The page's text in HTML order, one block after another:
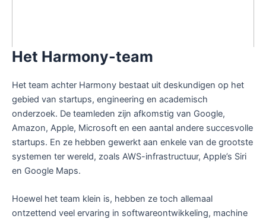
Het Harmony-team
Het team achter Harmony bestaat uit deskundigen op het
gebied van startups, engineering en academisch
onderzoek. De teamleden zijn afkomstig van Google,
Amazon, Apple, Microsoft en een aantal andere succesvolle
startups. En ze hebben gewerkt aan enkele van de grootste
systemen ter wereld, zoals AWS-infrastructuur, Apple’s Siri
en Google Maps.
Hoewel het team klein is, hebben ze toch allemaal
ontzettend veel ervaring in softwareontwikkeling, machine